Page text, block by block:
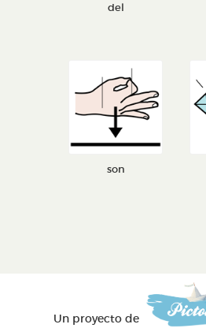
del
son
Un proyecto de